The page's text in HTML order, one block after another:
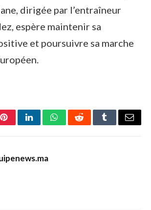
dirigée par l’entraîneur
espère maintenir sa
et poursuivre sa marche
PinterestLinkedInWhatsAppRedditTumblrEmail